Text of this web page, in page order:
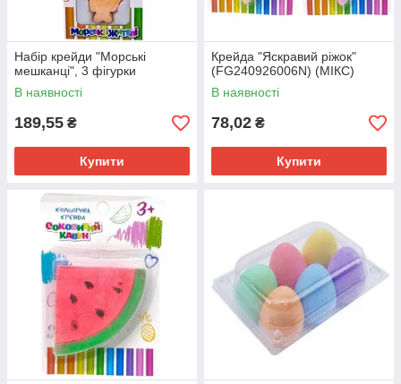
Набір крейди "Морські
мешканці", 3 фігурки
В наявності
189,55 ₴
Купити
Крейда "Яскравий ріжок"
(FG240926006N) (МІКС)
В наявності
78,02 ₴
Купити